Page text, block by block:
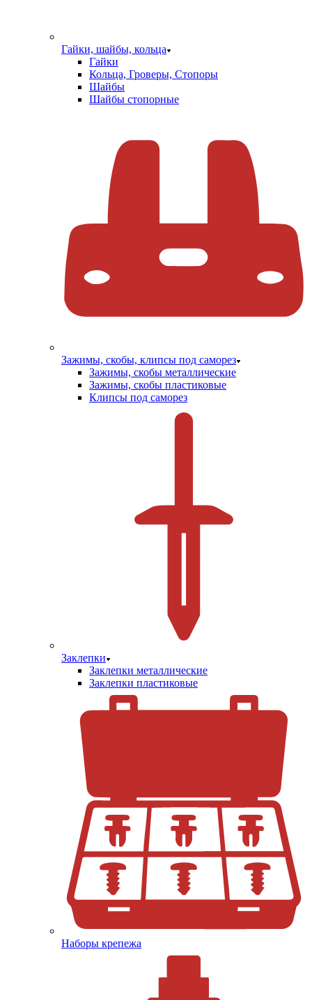
Гайки, шайбы, кольца
Гайки
Кольца, Гроверы, Стопоры
Шайбы
Шайбы стопорные
Зажимы, скобы, клипсы под саморез
Зажимы, скобы металлические
Зажимы, скобы пластиковые
Клипсы под саморез
Заклепки
Заклепки металлические
Заклепки пластиковые
Наборы крепежа